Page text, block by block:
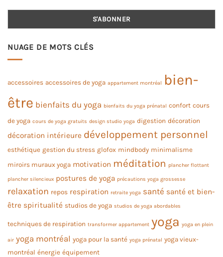
NUAGE DE MOTS CLÉS
accessoires accessoires de yoga appartement montréal
bien-
être bienfaits du yoga bienfaits du yoga prénatal confort cours
de yoga cours de yoga gratuits design studio yoga digestion décoration
décoration intérieure développement personnel
esthétique gestion du stress glofox mindbody minimalisme
miroirs muraux yoga motivation méditation plancher flottant
plancher silencieux postures de yoga précautions yoga grossesse
relaxation repos respiration retraite yoga santé santé et bien-
être spiritualité studios de yoga studios de yoga abordables
techniques de respiration transformer appartement yoga yoga en plein
air yoga montréal yoga pour la santé yoga prénatal yoga vieux-
montréal énergie équipement